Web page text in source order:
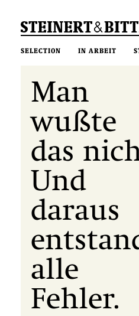
SELECTION IN ARBEIT
Man
wußte
das
Und
daraus
alle
Fehler.